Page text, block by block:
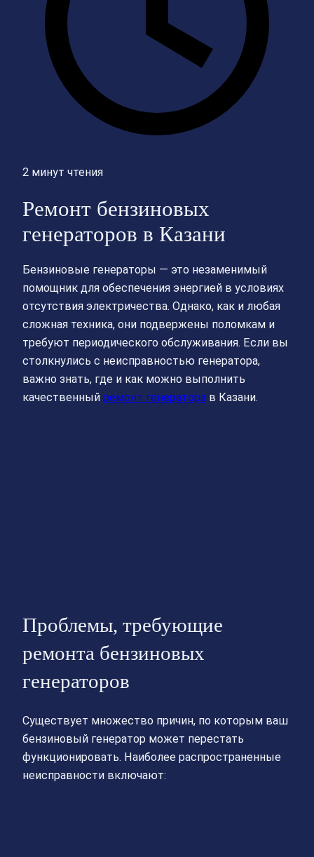
2 минут чтения
Ремонт бензиновых
генераторов в Казани
Бензиновые генераторы — это незаменимый
помощник для обеспечения энергией в условиях
отсутствия электричества. Однако, как и любая
сложная техника, они подвержены поломкам и
требуют периодического обслуживания. Если вы
столкнулись с неисправностью генератора,
важно знать, где и как можно выполнить
качественный ремонт генератора в Казани.
Проблемы, требующие
ремонта бензиновых
генераторов
Существует множество причин, по которым ваш
бензиновый генератор может перестать
функционировать. Наиболее распространенные
неисправности включают: